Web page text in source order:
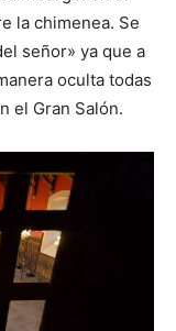
la chimenea. Se
señor» ya que a
oculta todas
el Gran Salón.